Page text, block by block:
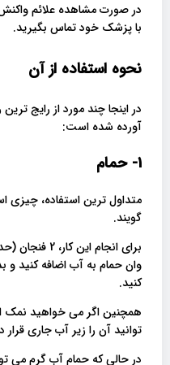
در صورت مشاهده علائم
با پزشک خود تماس بگیرید.
نحوه استفاده از آن
در اینجا چند مورد از رایج
آورده شده است:
1- حمام
متداول ترین استفاده،
گویند.
کنید.
همچنین اگر می خواهید نمک
توانید آن را زیر آب جاری قرار
در حالی که حمام آب گرم می